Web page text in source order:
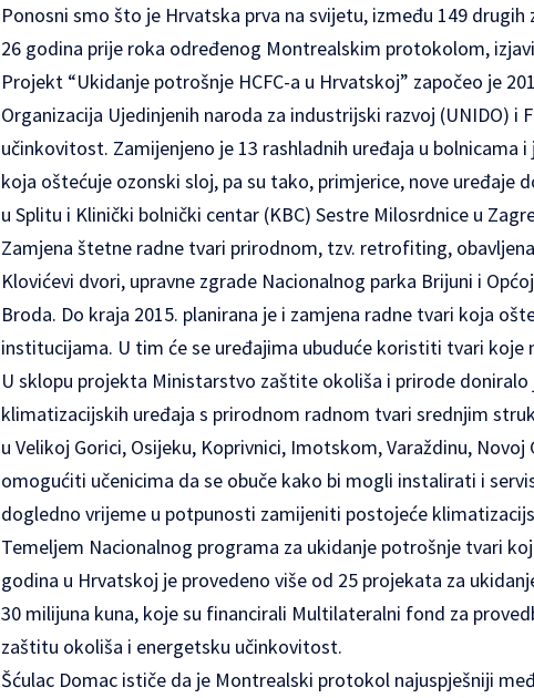
Ponosni smo što je Hrvatska prva na svijetu, između 149
26 godina prije roka određenog Montrealskim protokolom,
Projekt “Ukidanje potrošnje HCFC-a u Hrvatskoj” započeo je
Organizacija Ujedinjenih naroda za industrijski razvoj (UNIDO) i
učinkovitost. Zamijenjeno je 13 rashladnih uređaja u
koja oštećuje ozonski sloj, pa su tako, primjerice, nove uređaje
u Splitu i Klinički bolnički centar (KBC) Sestre Milosrdnice u
Zamjena štetne radne tvari prirodnom, tzv. retrofiting,
Klovićevi dvori, upravne zgrade Nacionalnog parka Brijuni i
Broda. Do kraja 2015. planirana je i zamjena radne tvari koja
institucijama. U tim će se uređajima ubuduće koristiti tvari koje
U sklopu projekta Ministarstvo zaštite okoliša i prirode
klimatizacijskih uređaja s prirodnom radnom tvari srednjim
u Velikoj Gorici, Osijeku, Koprivnici, Imotskom, Varaždinu,
omogućiti učenicima da se obuče kako bi mogli instalirati i
dogledno vrijeme u potpunosti zamijeniti postojeće
Temeljem Nacionalnog programa za ukidanje potrošnje tvari
godina u Hrvatskoj je provedeno više od 25 projekata za
30 milijuna kuna, koje su financirali Multilateralni fond za
zaštitu okoliša i energetsku učinkovitost.
Šćulac Domac ističe da je Montrealski protokol najuspješniji